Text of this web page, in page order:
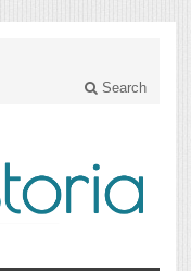
Search